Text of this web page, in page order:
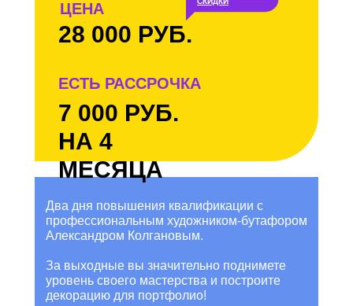
ЦЕНА
Два дня повышения квалификации с
профессиональным художником-бутафором
Александром Колгановым.
За выходные вы значительно поднимете
уровень своего мастерства и построите
декорацию для портфолио!
28 000 РУБ.
ЕСТЬ РАССРОЧКА
7 000 РУБ.
НА 4
МЕСЯЦА